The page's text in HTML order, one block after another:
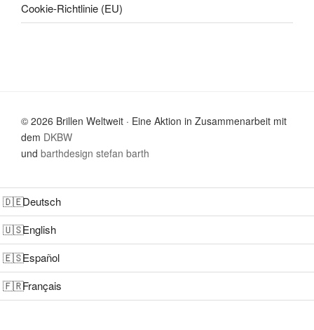
Cookie-Richtlinie (EU)
© 2026 Brillen Weltweit · Eine Aktion in Zusammenarbeit mit
dem DKBW
und barthdesign stefan barth
Sprachumschalter
Deutsch
English
Español
Français